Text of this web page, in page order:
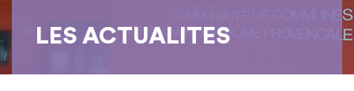
LES ACTUALITES